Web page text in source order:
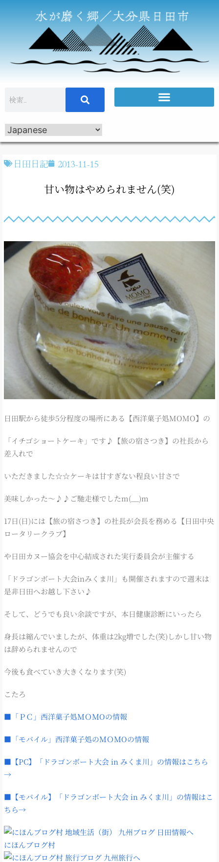
日田日記 2013-11-15
甘い物はやめられません(笑)
日田駅から徒歩5分程度の場所にある【西洋菓子処MOMO】の
「イチゴショートケーキ」です♪【旅の宿さつき】の社長から
差入れで
いただきました☆☆ケーキは甘すぎない程良い甘さで
美味しかった～♪♪ご馳走様でしたm(__)m
17日(日)には【旅の宿さつき】の社長が会長を務める【日田中央
ロータリークラブ】
や日田カヌー協会を中心結成された実行委員会が主催する
「ドラゴンボート大会inみくま川」も開催されますので週末は
是非日田へお越し下さい♪
そして、どうでも良い余談ですが、本日健康診断にいったら
身長は縮んでいましたが、体重は2kg増でした(笑)しかし甘い物
は辞められませんので
今後も食べていき大きくなります(笑)
こたろ
■「ＰＣ」西洋菓子処ＭＯＭOの情報
■「モバイル」西洋菓子処のＭＯＭOの情報
■【PC】「ドラゴンボート大会 in みくま川」の情報はこちら
→
■【モバイル】「ドラゴンボート大会 in みくま川」の情報はこ
ちら→
にほんブログ村